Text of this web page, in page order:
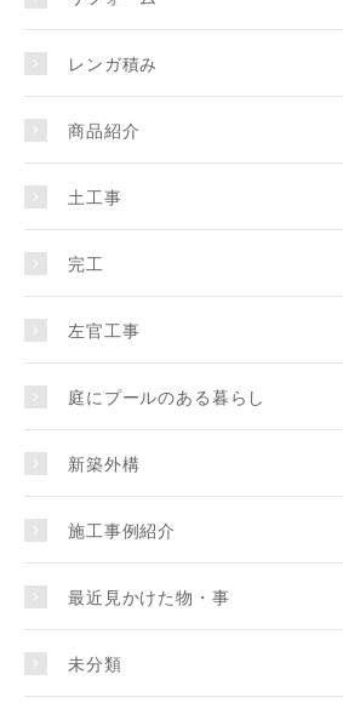
レンガ積み
商品紹介
土工事
完工
左官工事
庭にプールのある暮らし
新築外構
施工事例紹介
最近見かけた物・事
未分類